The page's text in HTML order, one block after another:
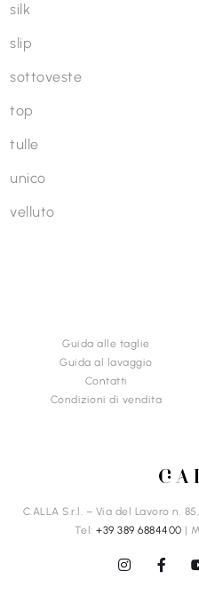
silk
slip
sottoveste
top
tulle
unico
velluto
Guida alle taglie
Guida al lavaggio
Contatti
Condizioni di vendita
C.ALLA S.r.l. – Via del Lavoro n.
Tel: +39 389 6884400 |